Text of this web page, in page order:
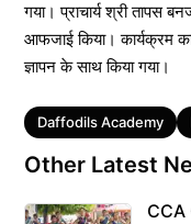
गया। प्राचार्य श्री तापस
आफजाई किया। कार्यक्रम का‌
ज्ञापन ‌के साथ किया गया।
Tags
Daffodils Academy
Other Latest
CCA